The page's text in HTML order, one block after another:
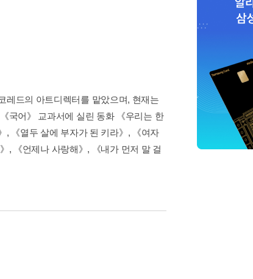
레드의 아트디렉터를 맡았으며, 현재는
국어》 교과서에 실린 동화 《우리는 한
, 《열두 살에 부자가 된 키라》, 《여자
, 《언제나 사랑해》, 《내가 먼저 말 걸